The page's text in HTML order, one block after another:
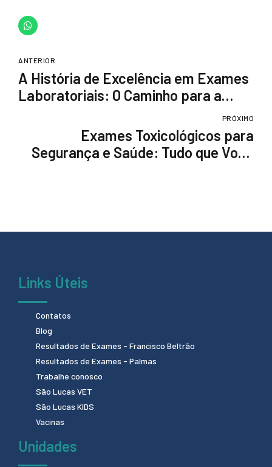
ANTERIOR
A História de Excelência em Exames
Laboratoriais: O Caminho para a
PRÓXIMO
Exames Toxicológicos para
Segurança e Saúde: Tudo que Você
Links Úteis
Contatos
Blog
Resultados de Exames - Francisco Beltrão
Resultados de Exames - Palmas
Trabalhe conosco
São Lucas VET
São Lucas KIDS
Vacinas
Unidades